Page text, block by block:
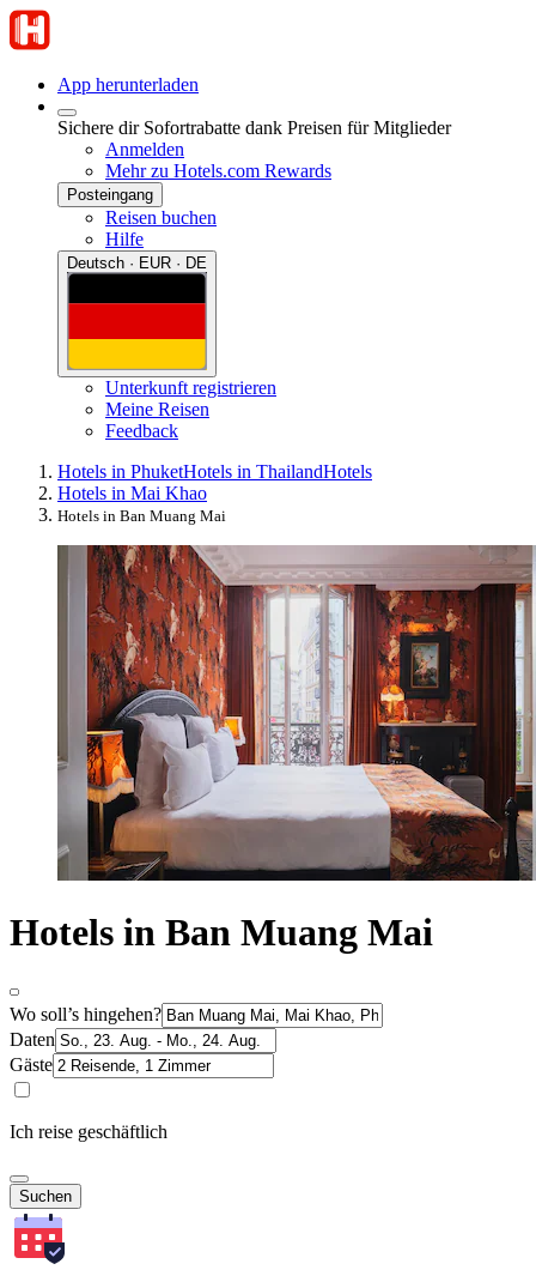
App herunterladen
Sichere dir Sofortrabatte dank Preisen für Mitglieder
Anmelden
Mehr zu Hotels.com Rewards
Posteingang
Reisen buchen
Hilfe
Deutsch · EUR · DE
Unterkunft registrieren
Meine Reisen
Feedback
Hotels in PhuketHotels in ThailandHotels
Hotels in Mai Khao
Hotels in Ban Muang Mai
Hotels in Ban Muang Mai
Wo soll’s hingehen?
Daten
Gäste
Ich reise geschäftlich
Suchen